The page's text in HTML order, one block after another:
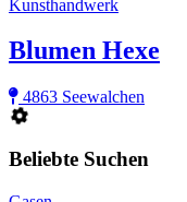
Kunsthandwerk
Blumen Hexe
4863 Seewalchen
Beliebte Suchen